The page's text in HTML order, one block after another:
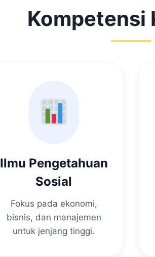
Kompetensi
Ilmu Pengetahuan
Sosial
Fokus pada ekonomi,
bisnis, dan manajemen
untuk jenjang tinggi.